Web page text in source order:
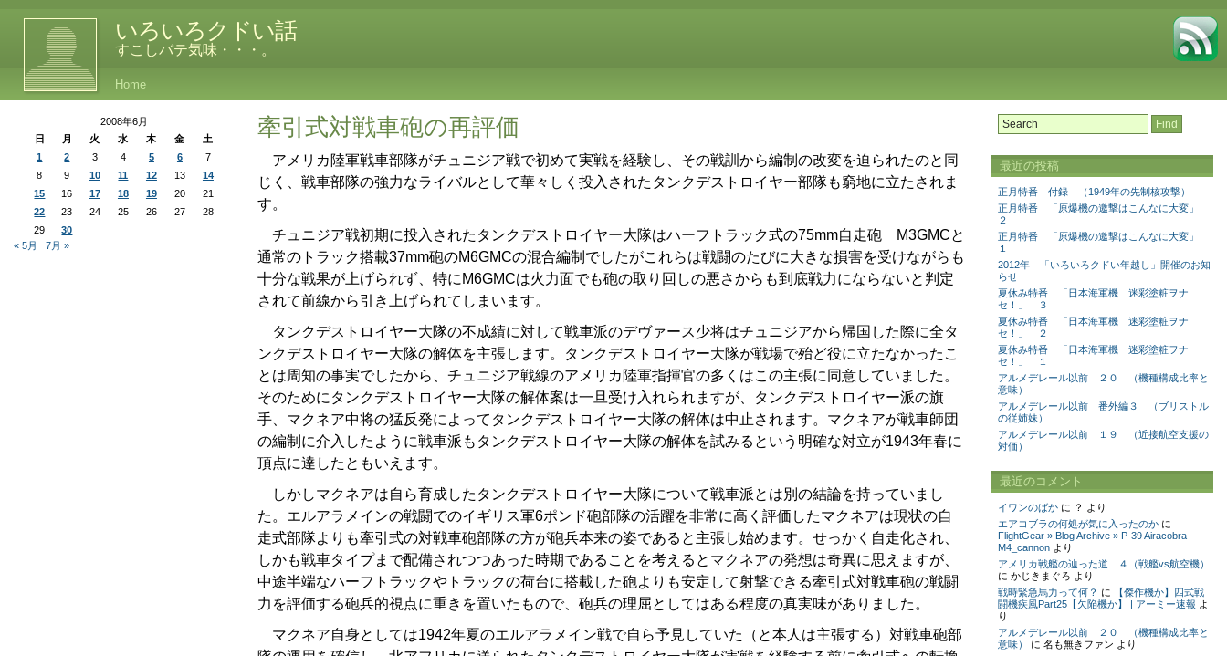
いろいろクドい話
すこしバテ気味・・・。
Home
牽引式対戦車砲の再評価
アメリカ陸軍戦車部隊がチュニジア戦で初めて実戦を経験し、その戦訓から編制の改変を迫られたのと同
じく、戦車部隊の強力なライバルとして華々しく投入されたタンクデストロイヤー部隊も窮地に立たされま
す。
チュニジア戦初期に投入されたタンクデストロイヤー大隊はハーフトラック式の75mm自走砲 M3GMCと
通常のトラック搭載37mm砲のM6GMCの混合編制でしたがこれらは戦闘のたびに大きな損害を受けながらも
十分な戦果が上げられず、特にM6GMCは火力面でも砲の取り回しの悪さからも到底戦力にならないと判定
されて前線から引き上げられてしまいます。
タンクデストロイヤー大隊の不成績に対して戦車派のデヴァース少将はチュニジアから帰国した際に全タ
ンクデストロイヤー大隊の解体を主張します。タンクデストロイヤー大隊が戦場で殆ど役に立たなかったこ
とは周知の事実でしたから、チュニジア戦線のアメリカ陸軍指揮官の多くはこの主張に同意していました。
そのためにタンクデストロイヤー大隊の解体案は一旦受け入れられますが、タンクデストロイヤー派の旗
手、マクネア中将の猛反発によってタンクデストロイヤー大隊の解体は中止されます。マクネアが戦車師団
の編制に介入したように戦車派もタンクデストロイヤー大隊の解体を試みるという明確な対立が1943年春に
頂点に達したともいえます。
しかしマクネアは自ら育成したタンクデストロイヤー大隊について戦車派とは別の結論を持っていまし
た。エルアラメインの戦闘でのイギリス軍6ポンド砲部隊の活躍を非常に高く評価したマクネアは現状の自
走式部隊よりも牽引式の対戦車砲部隊の方が砲兵本来の姿であると主張し始めます。せっかく自走化され、
しかも戦車タイプまで配備されつつあった時期であることを考えるとマクネアの発想は奇異に思えますが、
中途半端なハーフトラックやトラックの荷台に搭載した砲よりも安定して射撃できる牽引式対戦車砲の戦闘
力を評価する砲兵的視点に重きを置いたもので、砲兵の理屈としてはある程度の真実味がありました。
マクネア自身としては1942年夏のエルアラメイン戦で自ら予見していた（と本人は主張する）対戦車砲部
最近の投稿
正月特番 付録 （1949年の先制核攻撃）
正月特番 「原爆機の邀撃はこんなに大変」
２
正月特番 「原爆機の邀撃はこんなに大変」
１
2012年 「いろいろクドい年越し」開催のお知
らせ
夏休み特番 「日本海軍機 迷彩塗粧ヲナ
セ！」 ３
夏休み特番 「日本海軍機 迷彩塗粧ヲナ
セ！」 ２
夏休み特番 「日本海軍機 迷彩塗粧ヲナ
セ！」 １
アルメデレール以前 ２０ （機種構成比率と
意味）
アルメデレール以前 番外編３ （ブリストル
の従姉妹）
アルメデレール以前 １９ （近接航空支援の
対価）
最近のコメント
イワンのばかに ？
より
エアコブラの何処が気に入ったのかに
FlightGear » Blog Archive » P-39 Airacobra
M4_cannonより
アメリカ戦艦の辿った道 ４（戦艦vs航空機）
に かじきまぐろ より
戦時緊急馬力って何？ に
【傑作機か】四式戦
闘機疾風Part25【欠陥機か】 | アーミー速報 よ
り
アルメデレール以前 ２０ （機種構成比率と
意味）
に 名も無きファン より
2008年6月
日
月 火 水 木 金
土
1
2 3 4 5 6
7
8
9 10 11 12 13
14
15
16 17 18 19 20
21
22
23 24 25 26 27
28
29
30
« 5月
7月 »